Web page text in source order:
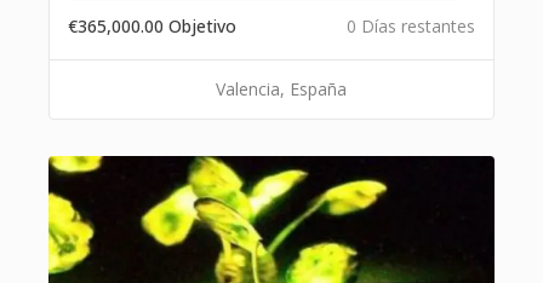
€365,000.00 Objetivo 0 Días restantes
Valencia, España